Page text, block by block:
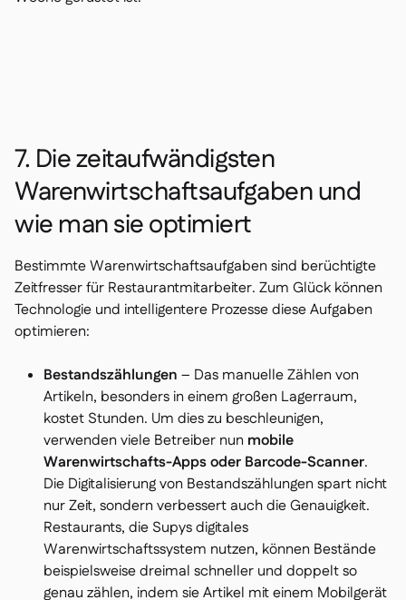
7. Die zeitaufwändigsten
Warenwirtschaftsaufgaben und
wie man sie optimiert
Bestimmte Warenwirtschaftsaufgaben sind berüchtigte
Zeitfresser für Restaurantmitarbeiter. Zum Glück können
Technologie und intelligentere Prozesse diese Aufgaben
optimieren:
Bestandszählungen – Das manuelle Zählen von
Artikeln, besonders in einem großen Lagerraum,
kostet Stunden. Um dies zu beschleunigen,
verwenden viele Betreiber nun mobile
Warenwirtschafts-Apps oder Barcode-Scanner.
Die Digitalisierung von Bestandszählungen spart nicht
nur Zeit, sondern verbessert auch die Genauigkeit.
Restaurants, die Supys digitales
Warenwirtschaftssystem nutzen, können Bestände
beispielsweisedreimal schneller und doppelt so
genau zählen, indem sie Artikel mit einem Mobilgerät